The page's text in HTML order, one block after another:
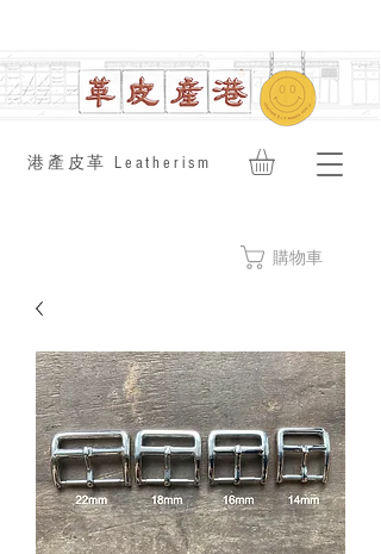
​港產皮革 Leatherism
購物車